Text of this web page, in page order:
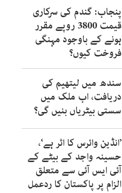
پنجاب: گندم کی سرکاری
قیمت 3800 روپے مقرر
ہونے کے باوجود مہنگی
فروخت کیوں؟
سندھ میں لیتھیم کی
دریافت، اب ملک میں
سستی بیٹریاں بنیں گی؟
’انڈین وائرس کا اثر ہے‘،
حسینہ واجد کے بیٹے کے
آئی ایس آئی سے متعلق
الزام پر پاکستان کا ردعمل